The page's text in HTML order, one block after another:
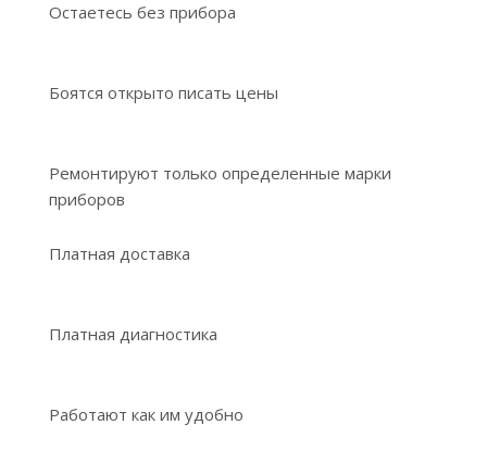
Остаетесь без прибора
Боятся открыто писать цены
Ремонтируют только определенные марки
приборов
Платная доставка
Платная диагностика
Работают как им удобно